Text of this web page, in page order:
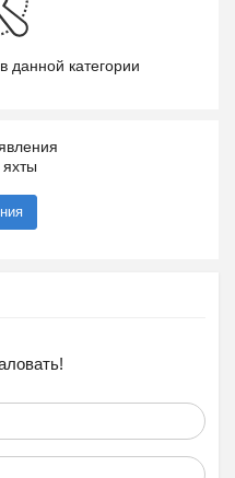
данной категории
яхты